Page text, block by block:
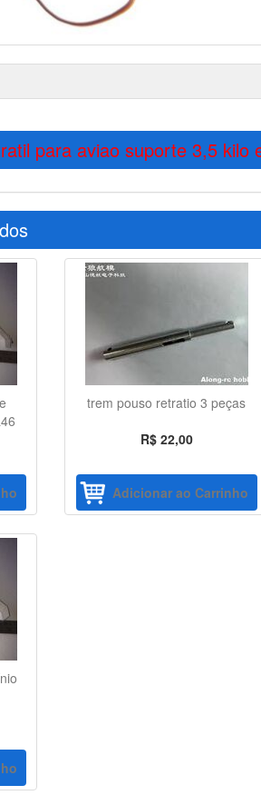
para aviao suporte 3,5
trem pouso retratio 3 peças
R$ 22,00
Adicionar ao Carrinho